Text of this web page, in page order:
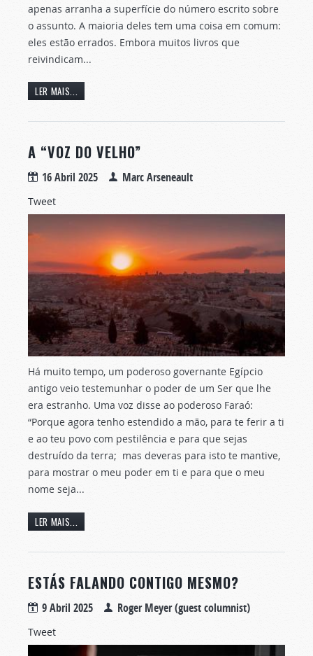
apenas arranha a superfície do número escrito sobre
o assunto. A maioria deles tem uma coisa em comum:
eles estão errados. Embora muitos livros que
reivindicam...
LER MAIS...
A “VOZ DO VELHO”
16 Abril 2025 Marc Arseneault
Tweet
Há muito tempo, um poderoso governante Egípcio
antigo veio testemunhar o poder de um Ser que lhe
era estranho. Uma voz disse ao poderoso Faraó:
“Porque agora tenho estendido a mão, para te ferir a ti
e ao teu povo com pestilência e para que sejas
destruído da terra; mas deveras para isto te mantive,
para mostrar o meu poder em ti e para que o meu
nome seja...
LER MAIS...
ESTÁS FALANDO CONTIGO MESMO?
9 Abril 2025 Roger Meyer (guest columnist)
Tweet